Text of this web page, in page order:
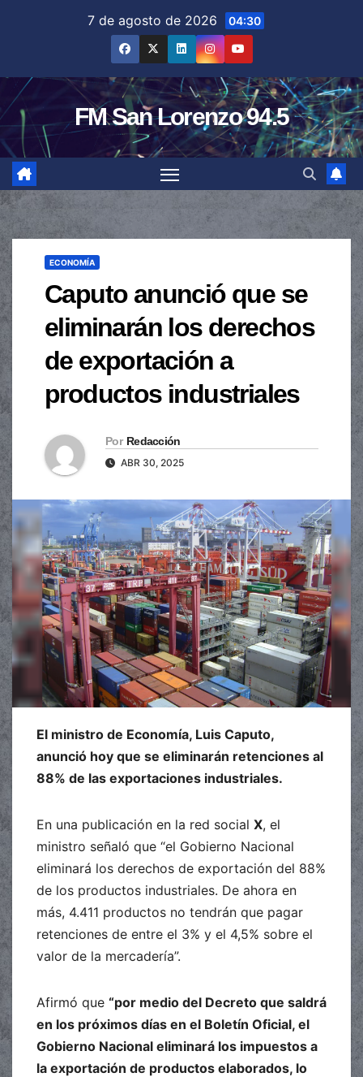
7 de agosto de 2026 04:30
FM San Lorenzo 94.5
ECONOMÍA
Caputo anunció que se
eliminarán los derechos
de exportación a
productos industriales
Por Redacción
ABR 30, 2025
El ministro de Economía, Luis Caputo,
anunció hoy que se eliminarán retenciones al
88% de las exportaciones industriales.
En una publicación en la red social X, el
ministro señaló que “el Gobierno Nacional
eliminará los derechos de exportación del 88%
de los productos industriales. De ahora en
más, 4.411 productos no tendrán que pagar
retenciones de entre el 3% y el 4,5% sobre el
valor de la mercadería”.
Afirmó que “por medio del Decreto que saldrá
en los próximos días en el Boletín Oficial, el
Gobierno Nacional eliminará los impuestos a
la exportación de productos elaborados, lo